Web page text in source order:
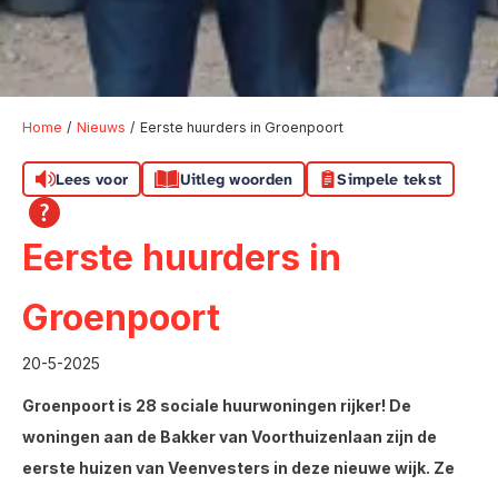
Home Nieuws Eerste huurders in Groenpoort
Lees voor Uitleg woorden Simpele tekst
Eerste huurders in
Groenpoort
20-5-2025
Groenpoort is 28 sociale huurwoningen rijker! De
woningen aan de Bakker van Voorthuizenlaan zijn de
eerste huizen van Veenvesters in deze nieuwe wijk. Ze